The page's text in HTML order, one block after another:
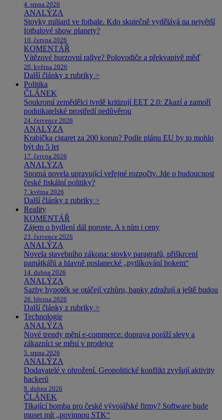
4. srpna 2026
ANALÝZA
Stovky miliard ve fotbale. Kdo skutečně vydělává na největší
fotbalové show planety?
10. června 2026
KOMENTÁŘ
Vítězové burzovní rallye? Polovodiče a překvapivě měď
20. května 2026
Další články z rubriky >
Politika
ČLÁNEK
Soukromí zemědělci tvrdě kritizují EET 2.0: Zkazí a zamoří
podnikatelské prostředí nedůvěrou
24. července 2026
ANALÝZA
Krabička cigaret za 200 korun? Podle plánu EU by to mohlo
být do 5 let
17. června 2026
ANALÝZA
Sporná novela upravující veřejné rozpočty. Jde o budoucnost
české fiskální politiky?
7. května 2026
Další články z rubriky >
Reality
KOMENTÁŘ
Zájem o bydlení dál poroste. A s ním i ceny
23. července 2026
ANALÝZA
Novela stavebního zákona: stovky paragrafů, přiškrcení
památkářů a hlavně poslanecké „pytlíkování bokem“
14. dubna 2026
ANALÝZA
Sazby hypoték se otáčejí vzhůru, banky zdražují a ještě budou
26. března 2026
Další články z rubriky >
Technologie
ANALÝZA
Nové trendy mění e-commerce: doprava poráží slevy a
zákazníci se mění v prodejce
5. srpna 2026
ANALÝZA
Dodavatelé v ohrožení. Geopolitické konflikt zvyšují aktivity
hackerů
9. dubna 2026
ČLÁNEK
Tikající bomba pro české vývojářské firmy? Software bude
muset mít „povinnou STK“